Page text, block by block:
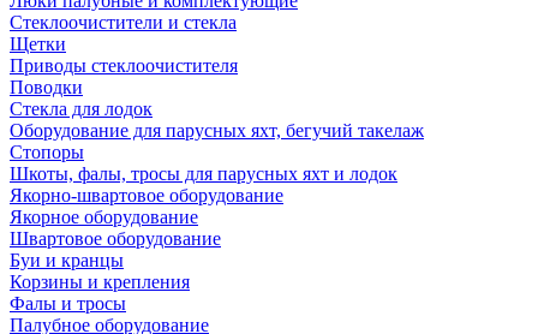
Стеклоочистители и стекла
Щетки
Приводы стеклоочистителя
Поводки
Стекла для лодок
Оборудование для парусных яхт, бегучий такелаж
Стопоры
Шкоты, фалы, тросы для парусных яхт и лодок
Якорно-швартовое оборудование
Якорное оборудование
Швартовое оборудование
Буи и кранцы
Корзины и крепления
Фалы и тросы
Палубное оборудование